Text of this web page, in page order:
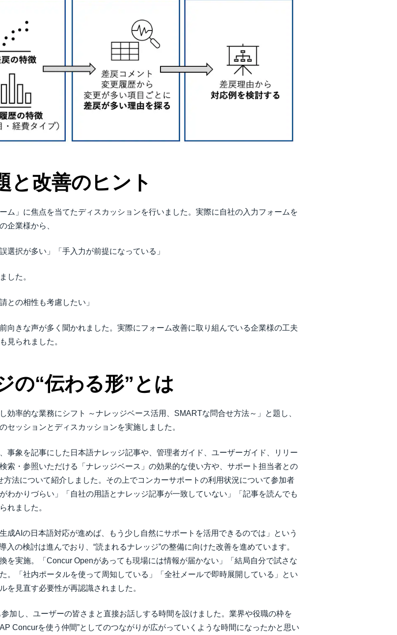
と改善のヒント
ム」に焦点を当てたディスカッションを行いました。実際に自社の入力フォームを
企業様から、
選択が多い」「手入力が前提になっている」
した。
との相性も考慮したい」
向きな声が多く聞かれました。実際にフォーム改善に取り組んでいる企業様の工夫
見られました。
の“伝わる形”とは
効率的な業務にシフト ～ナレッジベース活用、SMARTな問合せ方法～」と題し、
セッションとディスカッションを実施しました。
事象を記事にした日本語ナレッジ記事や、管理者ガイド、ユーザーガイド、リリー
索・参照いただける「ナレッジベース」の効果的な使い方や、サポート担当者との
法について紹介しました。その上でコンカーサポートの利用状況について参加者
わかりづらい」「自社の用語とナレッジ記事が一致していない」「記事を読んでも
れました。
成AIの日本語対応が進めば、もう少し自然にサポートを活用できるのでは」という
の検討は進んでおり、“読まれるナレッジ”の整備に向けた改善を進めています。
を実施。「Concur Openがあっても現場には情報が届かない」「結局自分で試さな
。「社内ポータルを使って周知している」「全社メールで即時展開している」とい
を見直す必要性が再認識されました。
加し、ユーザーの皆さまと直接お話しする時間を設けました。業界や役職の枠を
Concurを使う仲間”としてのつながりが広がっていくような時間になったかと思い